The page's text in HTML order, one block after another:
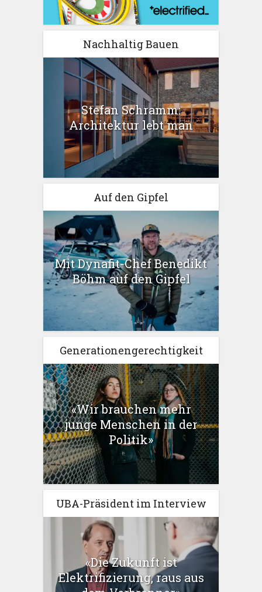
Nachhaltig Bauen
Stefan Schramm:
Architektur lebt man
Auf den Gipfel
Mit Dynafit-Chef Benedikt
Böhm auf den Gipfel
Generationengerechtigkeit
«Wir brauchen mehr
junge Menschen in der
Politik»
UBA-Präsident im Interview
«Die Zukunft ist
Elektrifizierung, raus aus